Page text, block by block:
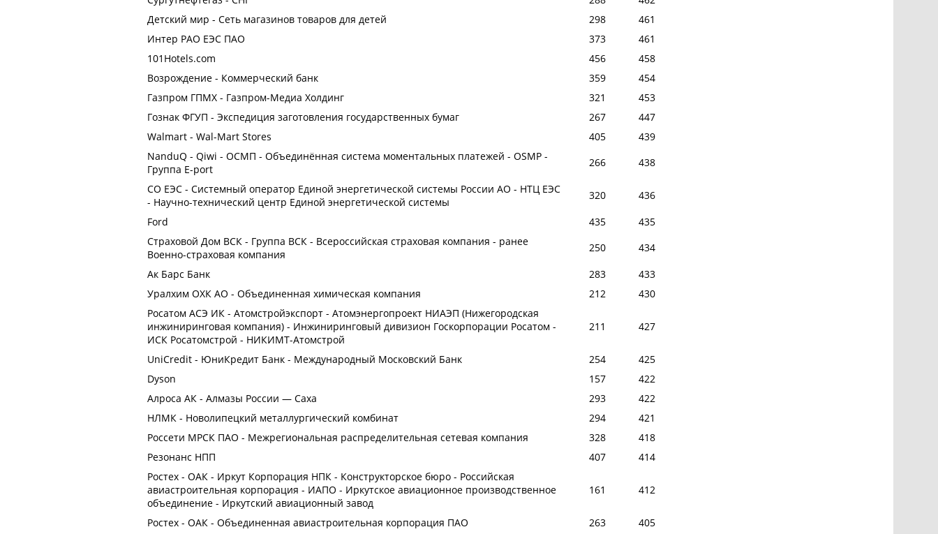
Детский мир - Сеть магазинов товаров для детей
298
461
Интер РАО ЕЭС ПАО
373
461
101Hotels.com
456
458
Возрождение - Коммерческий банк
359
454
Газпром ГПМХ - Газпром-Медиа Холдинг
321
453
Гознак ФГУП - Экспедиция заготовления государственных бумаг
267
447
Walmart - Wal-Mart Stores
405
439
NanduQ - Qiwi - ОСМП - Объединённая система моментальных платежей - OSMP -
Группа E-port
266
438
СО ЕЭС - Системный оператор Единой энергетической системы России АО - НТЦ ЕЭС
- Научно-технический центр Единой энергетической системы
320
436
Ford
435
435
Страховой Дом ВСК - Группа ВСК - Всероссийская страховая компания - ранее
Военно-страховая компания
250
434
Ак Барс Банк
283
433
Уралхим ОХК АО - Объединенная химическая компания
212
430
Росатом АСЭ ИК - Атомстройэкспорт - Атомэнергопроект НИАЭП (Нижегородская
инжиниринговая компания) - Инжиниринговый дивизион Госкорпорации Росатом -
ИСК Росатомстрой - НИКИМТ-Атомстрой
211 427
UniCredit - ЮниКредит Банк - Международный Московский Банк 254
425
Dyson
157
422
Алроса АК - Алмазы России — Саха
293
422
НЛМК - Новолипецкий металлургический комбинат
294
421
Россети МРСК ПАО - Межрегиональная распределительная сетевая компания
328
418
Резонанс НПП
407
414
Ростех - ОАК - Иркут Корпорация НПК - Конструкторское бюро - Российская
авиастроительная корпорация - ИАПО - Иркутское авиационное производственное
объединение - Иркутский авиационный завод
161 412
Ростех - ОАК - Объединенная авиастроительная корпорация ПАО 263
405